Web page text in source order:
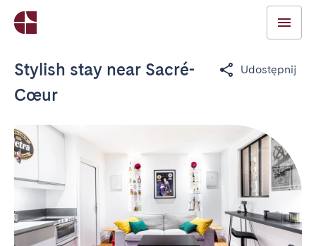
Stylish stay near Sacré-
Cœur
Udostępnij